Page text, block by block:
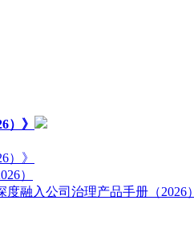
）》
）》
）
融入公司治理产品手册（2026）